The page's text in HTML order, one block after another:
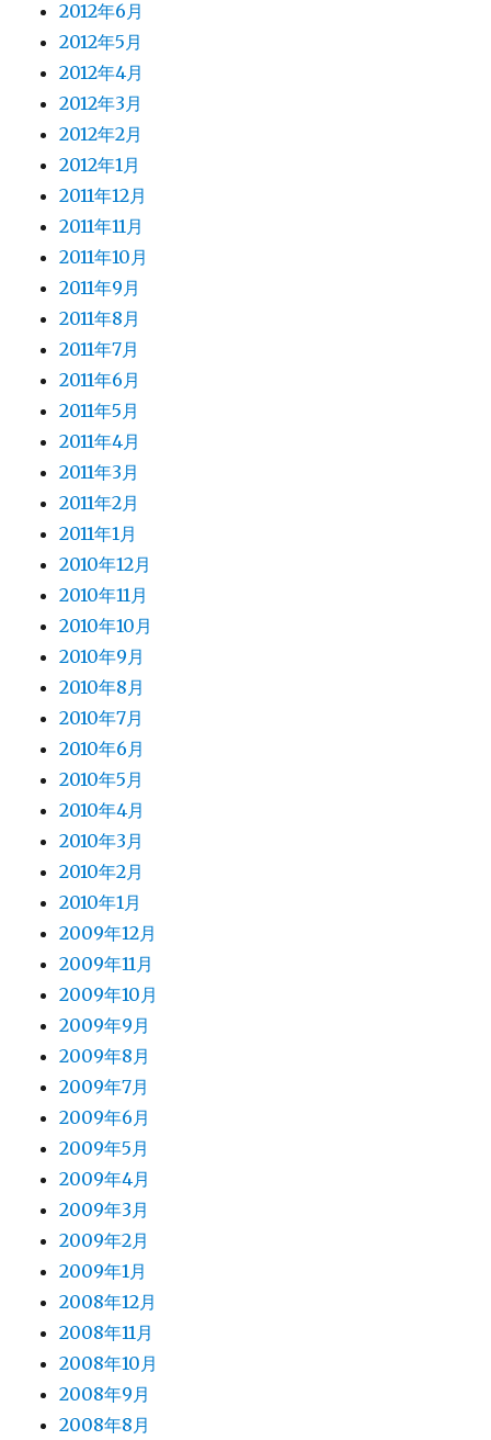
2012年6月
2012年5月
2012年4月
2012年3月
2012年2月
2012年1月
2011年12月
2011年11月
2011年10月
2011年9月
2011年8月
2011年7月
2011年6月
2011年5月
2011年4月
2011年3月
2011年2月
2011年1月
2010年12月
2010年11月
2010年10月
2010年9月
2010年8月
2010年7月
2010年6月
2010年5月
2010年4月
2010年3月
2010年2月
2010年1月
2009年12月
2009年11月
2009年10月
2009年9月
2009年8月
2009年7月
2009年6月
2009年5月
2009年4月
2009年3月
2009年2月
2009年1月
2008年12月
2008年11月
2008年10月
2008年9月
2008年8月